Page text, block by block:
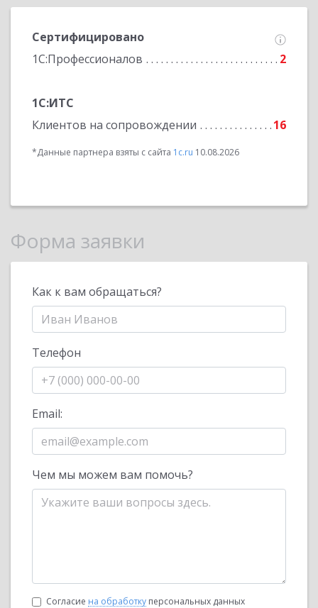
Сертифицировано
1С:Профессионалов
2
1С:ИТС
Клиентов на сопровождении
16
*Данные партнера взяты с сайта 1c.ru 10.08.2026
Форма заявки
Как к вам обращаться?
Телефон
Email:
Чем мы можем вам помочь?
Согласие на обработку персональных данных